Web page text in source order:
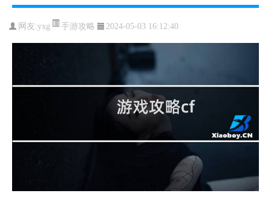
网友:yxg 手游攻略 2024-05-03 16:12:40